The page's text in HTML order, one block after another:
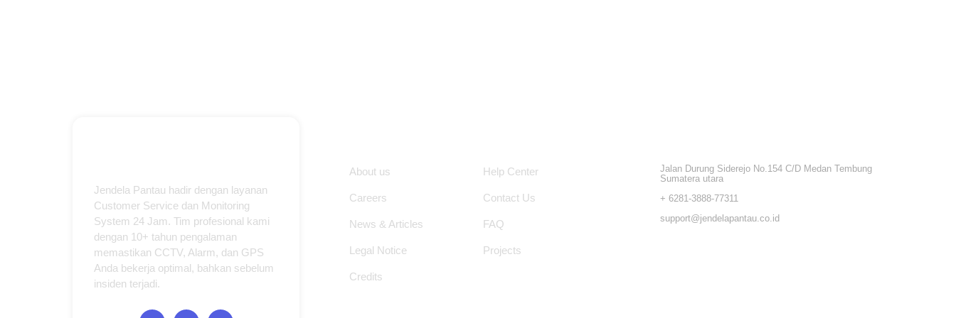
Jendela Pantau hadir dengan layanan
Customer Service dan Monitoring
System 24 Jam. Tim profesional kami
dengan 10+ tahun pengalaman
memastikan CCTV, Alarm, dan GPS
Anda bekerja optimal, bahkan sebelum
insiden terjadi.
I F T
About us
Careers
News & Articles
Legal Notice
Credits
Help Center
Contact Us
FAQ
Projects
Jalan Durung Siderejo No.154 C/D Medan Tembung
Sumatera utara
+ 6281-3888-77311
support@jendelapantau.co.id